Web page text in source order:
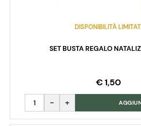
DISPONIBILITÀ
SET BUSTA REGALO
€ 1,50
Quantità